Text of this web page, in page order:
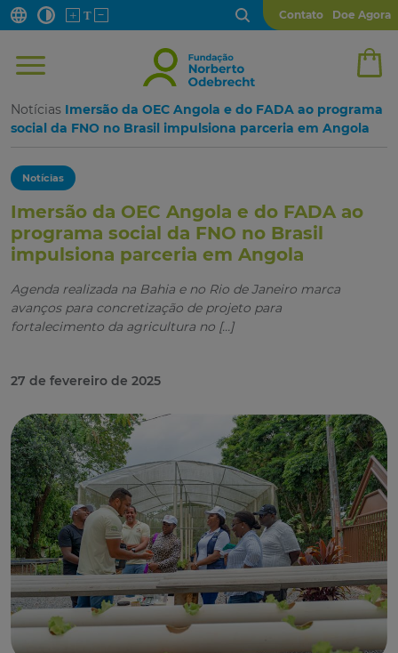
Contato Doe Agora
Notícias Imersão da OEC Angola e do FADA ao programa
social da FNO no Brasil impulsiona parceria em Angola
Notícias
Imersão da OEC Angola e do FADA ao
programa social da FNO no Brasil
impulsiona parceria em Angola
Agenda realizada na Bahia e no Rio de Janeiro marca
avanços para concretização de projeto para
fortalecimento da agricultura no […]
27 de fevereiro de 2025